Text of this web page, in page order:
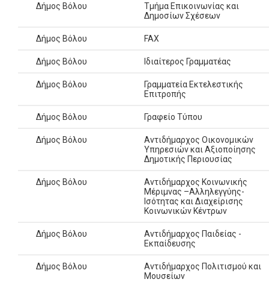
Δήμος Βόλου
Τμήμα Επικοινωνίας και
Δημοσίων Σχέσεων
Δήμος Βόλου FAX
Δήμος Βόλου Ιδιαίτερος Γραμματέας
Δήμος Βόλου
Γραμματεία Εκτελεστικής
Επιτροπής
Δήμος Βόλου Γραφείο Τύπου
Δήμος Βόλου
Αντιδήμαρχος Οικονομικών
Υπηρεσιών και Αξιοποίησης
Δημοτικής Περιουσίας
Δήμος Βόλου
Aντιδήμαρχος Κοινωνικής
Μέριμνας –Αλληλεγγύης-
Ισότητας και Διαχείρισης
Κοινωνικών Κέντρων
Δήμος Βόλου
Αντιδήμαρχος Παιδείας -
Εκπαίδευσης
Δήμος Βόλου
Αντιδήμαρχος Πολιτισμού και
Μουσείων